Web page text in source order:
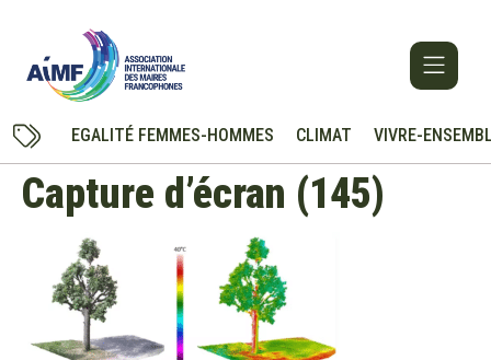
EGALITÉ FEMMES-HOMMES CLIMAT VIVRE-
Capture d’écran (145)